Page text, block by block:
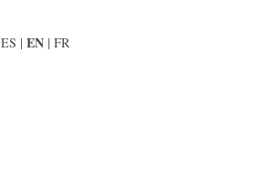
ES | EN | FR